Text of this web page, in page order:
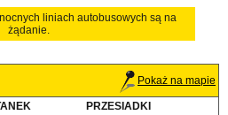
liniach autobusowych są na
żądanie.
Pokaż na mapie
PRZESIADKI